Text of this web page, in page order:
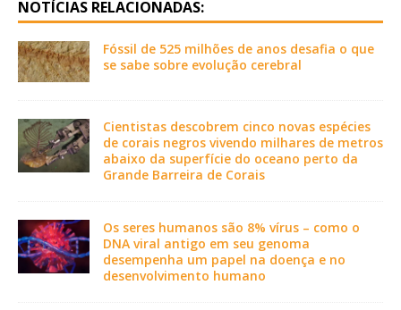
NOTÍCIAS RELACIONADAS:
Fóssil de 525 milhões de anos desafia o que
se sabe sobre evolução cerebral
Cientistas descobrem cinco novas espécies
de corais negros vivendo milhares de metros
abaixo da superfície do oceano perto da
Grande Barreira de Corais
Os seres humanos são 8% vírus – como o
DNA viral antigo em seu genoma
desempenha um papel na doença e no
desenvolvimento humano